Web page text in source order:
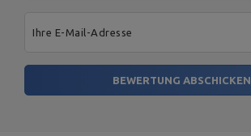
Ihre E-Mail-Adresse
BEWERTUNG ABSCHICKEN